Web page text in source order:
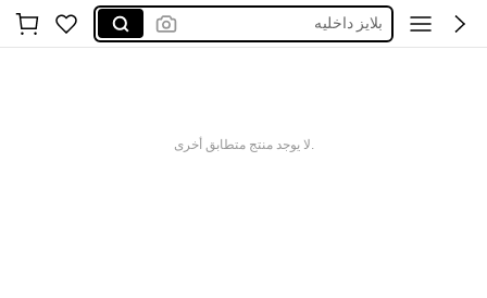
بلايز داخليه
.لا يوجد منتج متطابق أخرى